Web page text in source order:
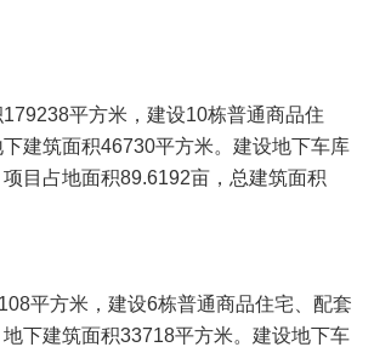
平方米，建设10栋普通商品住
建筑面积46730平方米。建设地下车库
目占地面积89.6192亩，总建筑面积
平方米，建设6栋普通商品住宅、配套
下建筑面积33718平方米。建设地下车